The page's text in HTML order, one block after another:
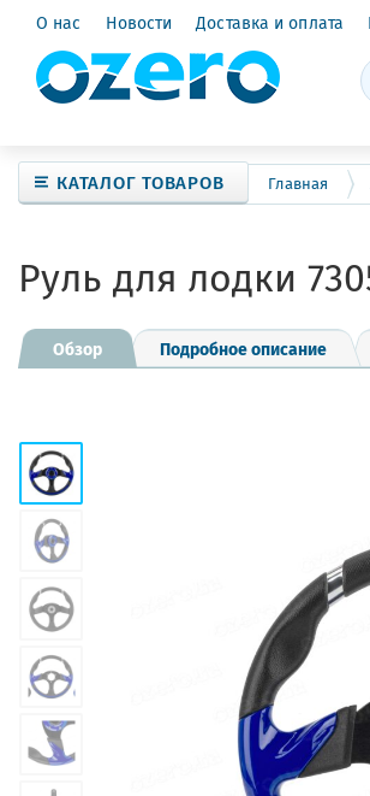
О нас Новости Доставка и оплата
КАТАЛОГ ТОВАРОВ Главная
Руль для лодки
Обзор Подробное описание